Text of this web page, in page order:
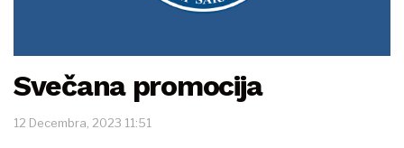
Svečana promocija
12 Decembra, 2023 11:51